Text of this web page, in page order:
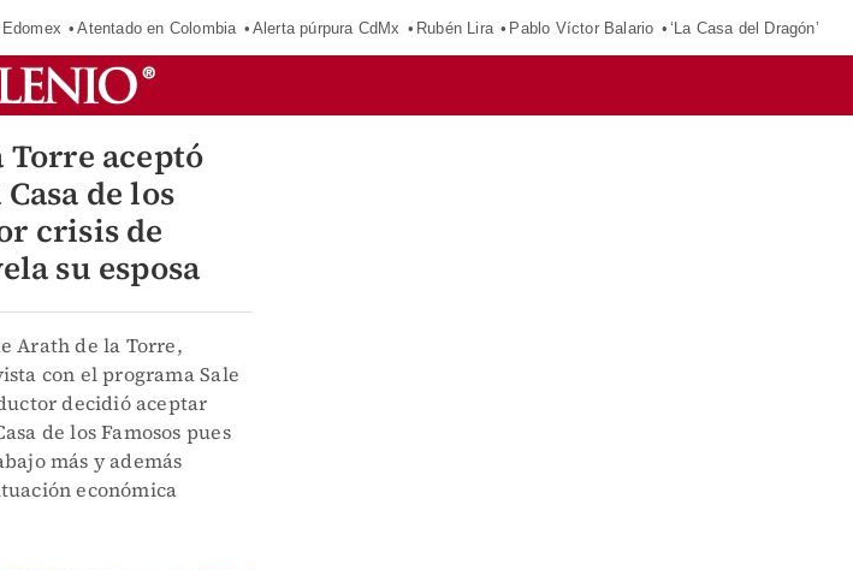
Atentado en Colombia Alerta púrpura CdMx Rubén Lira Pablo Víctor Balario ‘La Casa del Dragón’
aceptó
de los
crisis de
su esposa
Arath de la Torre,
con el programa Sale
decidió aceptar
de los Famosos pues
más y además
económica